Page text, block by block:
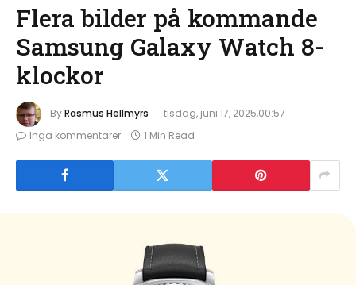
Flera bilder på kommande
Samsung Galaxy Watch 8-
klockor
ByRasmus Hellmyrs
tisdag, juni 17, 2025,00:57
Inga kommentarer
1 Min Read